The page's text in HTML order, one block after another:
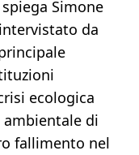
Simone
da
ecologica
ambientale di
fallimento nel